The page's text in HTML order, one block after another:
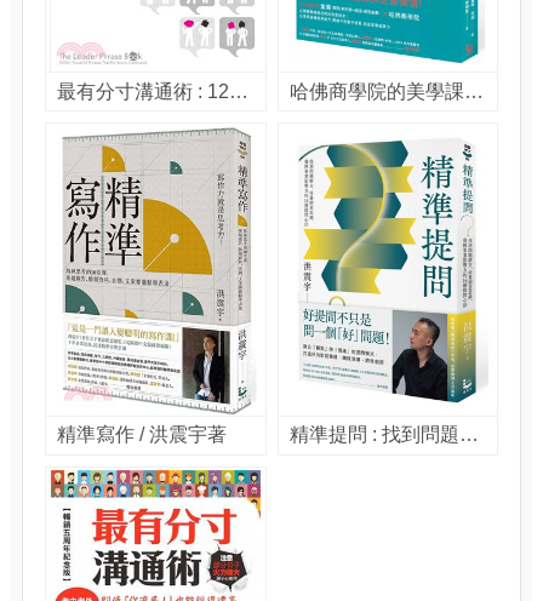
最有分寸溝通術 : 129種情境,3000句客氣話、機車話通通到位!(老中老外都能通) / 派屈克.亞倫(Patrick Alain)著 ; 陳松筠譯 哈佛商學院的美學課 / 寶琳.布朗(Pauline Brown)著 ; 謝樹寬譯.
精準寫作 / 洪震宇著 精準提問 : 找到問題解方, 培養創意思維、發揮專業影響力的16個提問心法 / 洪震宇著